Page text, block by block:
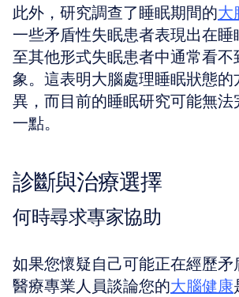
此外，研究調查了睡眠期間的大
一些矛盾性失眠患者表現出在
至其他形式失眠患者中通常看不
象。這表明大腦處理睡眠狀態的
異，而目前的睡眠研究可能無法
一點。
診斷與治療選擇
何時尋求專家協助
如果您懷疑自己可能正在經歷
醫療專業人員談論您的大腦健康